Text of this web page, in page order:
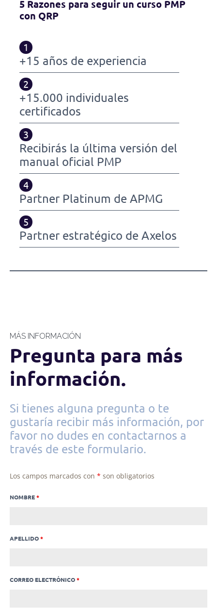
5 Razones para seguir un curso PMP
con QRP
1
+15 años de experiencia
2
+15.000 individuales
certificados
3
Recibirás la última versión del
manual oficial PMP
4
Partner Platinum de APMG
5
Partner estratégico de Axelos
MÁS INFORMACIÓN
Pregunta para más
información.
Si tienes alguna pregunta o te
gustaría recibir más información, por
favor no dudes en contactarnos a
través de este formulario.
Los campos marcados con * son obligatorios
NOMBRE*
APELLIDO*
CORREO ELECTRÓNICO*